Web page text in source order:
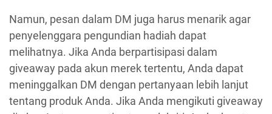
Namun, pesan dalam DM juga harus menarik agar
penyelenggara pengundian hadiah dapat
melihatnya. Jika Anda berpartisipasi dalam
giveaway pada akun merek tertentu, Anda dapat
meninggalkan DM dengan pertanyaan lebih lanjut
tentang produk Anda. Jika Anda mengikuti giveaway